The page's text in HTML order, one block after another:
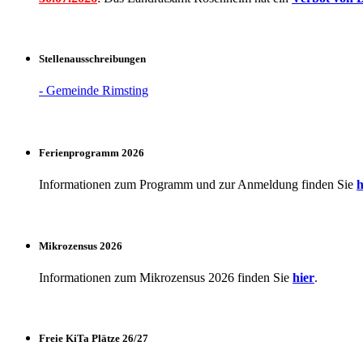
Stellenausschreibungen
- Gemeinde Rimsting
Ferienprogramm 2026
Informationen zum Programm und zur Anmeldung finden Sie
Mikrozensus 2026
Informationen zum Mikrozensus 2026 finden Sie hier.
Freie KiTa Plätze 26/27